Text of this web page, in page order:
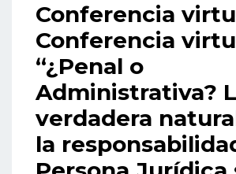
Conferencia
Conferencia
“¿Penal o
Administrativa?
verdadera
la